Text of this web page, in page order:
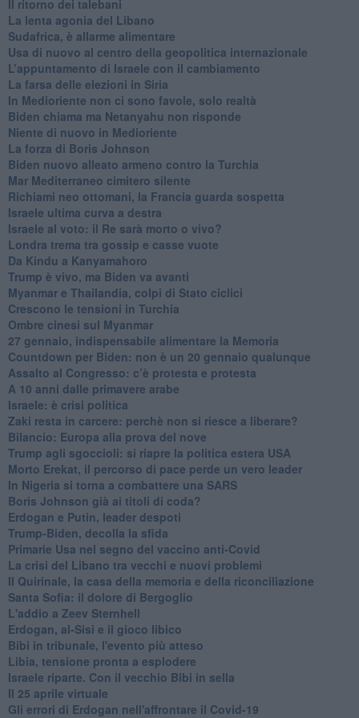
Il ritorno dei talebani
​La lenta agonia del Libano
Sudafrica, è allarme alimentare
Usa di nuovo al centro della geopolitica internazionale
L’appuntamento di Israele con il cambiamento
La farsa delle elezioni in Siria
In Medioriente non ci sono favole, solo realtà
Biden chiama ma Netanyahu non risponde
Niente di nuovo in Medioriente
La forza di Boris Johnson
Biden nuovo alleato armeno contro la Turchia
Mar Mediterraneo cimitero silente
Richiami neo ottomani, la Francia guarda sospetta
Israele ultima curva a destra
Israele al voto: il Re sarà morto o vivo?
Londra trema tra gossip e casse vuote
Da Kindu a Kanyamahoro
Trump è vivo, ma Biden va avanti
Myanmar e Thailandia, colpi di Stato ciclici
Crescono le tensioni in Turchia
Ombre cinesi sul Myanmar
27 gennaio, indispensabile alimentare la Memoria
Countdown per Biden: non è un 20 gennaio qualunque
Assalto al Congresso: c’è protesta e protesta
A 10 anni dalle primavere arabe
Israele: è crisi politica
Zaki resta in carcere: perchè non si riesce a liberare?
Bilancio: Europa alla prova del nove
Trump agli sgoccioli: si riapre la politica estera USA
Morto Erekat, il percorso di pace perde un vero leader
In Nigeria si torna a combattere una SARS
Boris Johnson già ai titoli di coda?
Erdogan e Putin, leader despoti
Trump-Biden, decolla la sfida
Primarie Usa nel segno del vaccino anti-Covid
La crisi del Libano tra vecchi e nuovi problemi
Il Quirinale, la casa della memoria e della riconciliazione
Santa Sofia: il dolore di Bergoglio
L'addio a ​Zeev Sternhell
Erdogan, al-Sisi e il gioco libico
Bibi in tribunale, l'evento più atteso
Libia, tensione pronta a esplodere
Israele riparte. Con il vecchio Bibi in sella
Il 25 aprile virtuale
Gli errori di Erdogan nell'affrontare il Covid-19